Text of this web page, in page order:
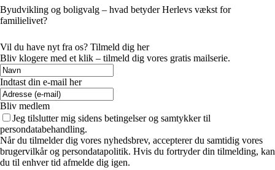
Byudvikling og boligvalg – hvad betyder Herlevs vækst for
familielivet?
Vil du have nyt fra os? Tilmeld dig her
Bliv klogere med et klik – tilmeld dig vores gratis mailserie.
Indtast din e-mail her
Bliv medlem
Jeg tilslutter mig sidens betingelser og samtykker til
persondatabehandling.
Når du tilmelder dig vores nyhedsbrev, accepterer du samtidig vores
brugervilkår og persondatapolitik. Hvis du fortryder din tilmelding, kan
du til enhver tid afmelde dig igen.